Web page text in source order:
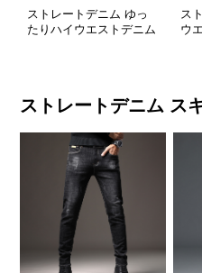
ストレートデニム ゆっ
たりハイウエストデニム
ス
ウ
ストレートデニム ス